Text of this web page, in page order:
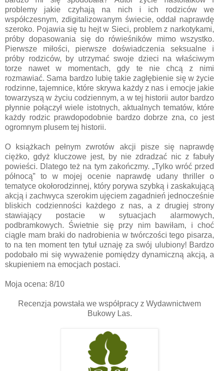
problemy jakie czyhają na nich i ich rodziców we
współczesnym, zdigitalizowanym świecie, oddał naprawdę
szeroko. Pojawia się tu hejt w Sieci, problem z narkotykami,
próby dopasowania się do rówieśników mimo wszystko.
Pierwsze miłości, pierwsze doświadczenia seksualne i
próby rodziców, by utrzymać swoje dzieci na właściwym
torze nawet w momentach, gdy te nie chcą z nimi
rozmawiać. Sama bardzo lubię takie zagłębienie się w życie
rodzinne, tajemnice, które skrywa każdy z nas i emocje jakie
towarzyszą w życiu codziennym, a w tej historii autor bardzo
płynnie połączył wiele istotnych, aktualnych tematów, które
każdy rodzic prawdopodobnie bardzo dobrze zna, co jest
ogromnym plusem tej historii.
O książkach pełnym zwrotów akcji pisze się naprawdę
ciężko, gdyż kluczowe jest, by nie zdradzać nic z fabuły
powieści. Dlatego też na tym zakończmy. „Tylko wróć przed
północą” to w mojej ocenie naprawdę udany thriller o
tematyce okołorodzinnej, który porywa szybką i zaskakującą
akcją i zachwyca szerokim ujęciem zagadnień jednocześnie
bliskich codzienności każdego z nas, a z drugiej strony
stawiający postacie w sytuacjach alarmowych,
podbramkowych. Świetnie się przy nim bawiłam, i choć
ciągle mam braki do nadrobienia w twórczości tego pisarza,
to na ten moment ten tytuł uznaję za swój ulubiony! Bardzo
podobało mi się wyważenie pomiędzy dynamiczną akcją, a
skupieniem na emocjach postaci.
Moja ocena: 8/10
Recenzja powstała we współpracy z Wydawnictwem
Bukowy Las.